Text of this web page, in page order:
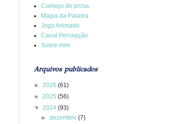
Começo de prosa
Magia da Palavra
Jogo Animado
Canal Percepção
Sobre mim
Arquivos publicados
► 2026 (61)
► 2025 (56)
▼ 2024 (93)
►dezembro(7)